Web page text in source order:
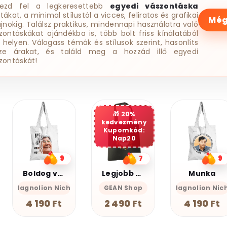
fel a legkeresettebb egyedi vászontáska
a minimal stílustól a vicces, feliratos és grafikai
Találsz praktikus, mindennapi használatra való
ajándékba is, több bolt friss kínálatából
helyen. Válogass témák és stílusok szerint, hasonlíts
árakat, és találd meg a hozzád illő egyedi
20%
kedvezmény
Kupomkód:
Nap20
7
Legjobb barátnő
GEAN Shop
2 490 Ft
9
Munka
Magnolion Niche
4 190 Ft
20%
kedvezmény
Kupomkód:
Nap20
8
Toll
GEAN Shop
2 490 Ft